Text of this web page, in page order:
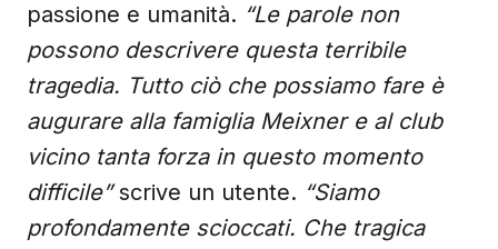
passione e umanità. “Le parole non
possono descrivere questa terribile
tragedia. Tutto ciò che possiamo fare è
augurare alla famiglia Meixner e al club
vicino tanta forza in questo momento
difficile”scrive un utente. “Siamo
profondamente scioccati. Che tragica